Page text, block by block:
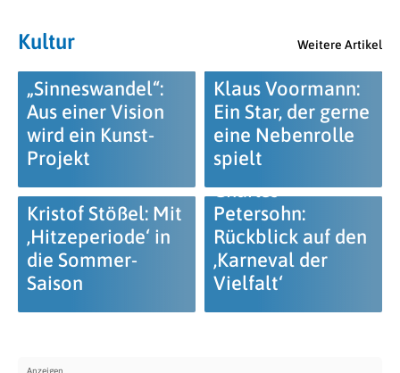
Kultur Weitere Artikel
„Sinneswandel“:
Aus einer Vision
wird ein Kunst-
Projekt
Klaus Voormann:
Ein Star, der gerne
eine Nebenrolle
spielt
Kristof Stößel: Mit
‚Hitzeperiode‘ in
die Sommer-
Saison
Charles
Petersohn:
Rückblick auf den
‚Karneval der
Vielfalt‘